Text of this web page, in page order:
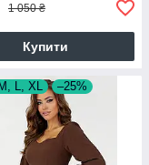
1 050 ₴
Купити
L, XL –25%